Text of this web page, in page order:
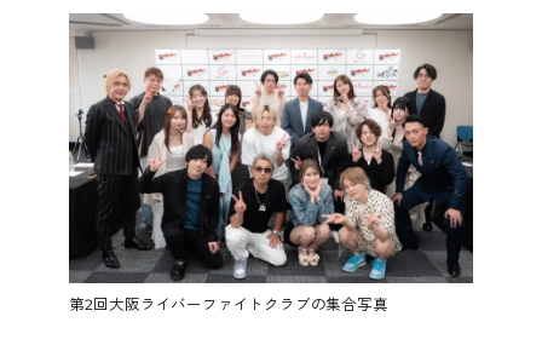
第2回大阪ライバーファイトクラブの集合写真